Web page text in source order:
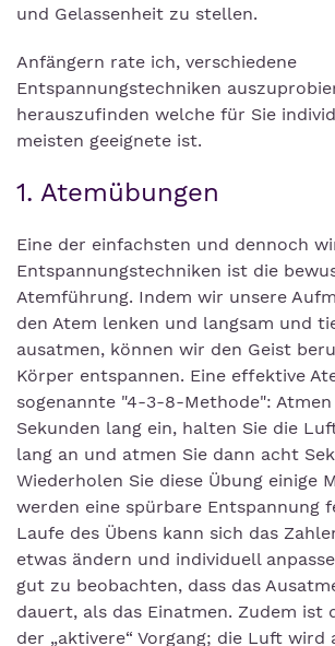
und Gelassenheit zu stellen.
Anfängern rate ich, verschiedene
Entspannungstechniken
herauszufinden welche für Sie
meisten geeignete ist.
1. Atemübungen
Eine der einfachsten und dennoch
Entspannungstechniken ist die
Atemführung. Indem wir unsere
den Atem lenken und langsam und
ausatmen, können wir den Geist
Körper entspannen. Eine effektive
sogenannte "4-3-8-Methode": Atmen
Sekunden lang ein, halten Sie die
lang an und atmen Sie dann acht
Wiederholen Sie diese Übung einige
werden eine spürbare Entspannung
Laufe des Übens kann sich das
etwas ändern und individuell
gut zu beobachten, dass das
dauert, als das Einatmen. Zudem ist
der „aktivere“ Vorgang; die Luft wird